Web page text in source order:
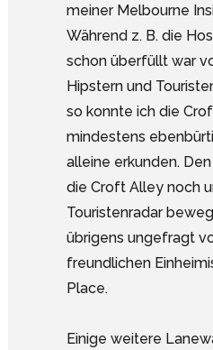
meiner Melbourne
Während z. B. die
schon überfüllt war
Hipstern und
so konnte ich die
mindestens
alleine erkunden.
die Croft Alley noch
Touristenradar
übrigens ungefragt
freundlichen
Place.
Einige weitere